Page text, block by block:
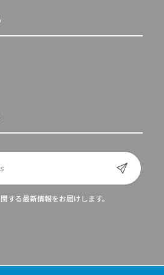
する最新情報をお届けします。